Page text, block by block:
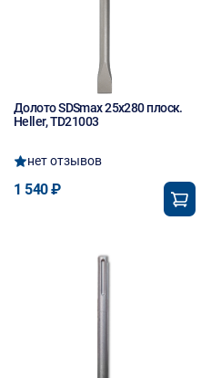
Долото SDSmах 25х280 плоск.
Heller, TD21003
нет отзывов
1 540 ₽